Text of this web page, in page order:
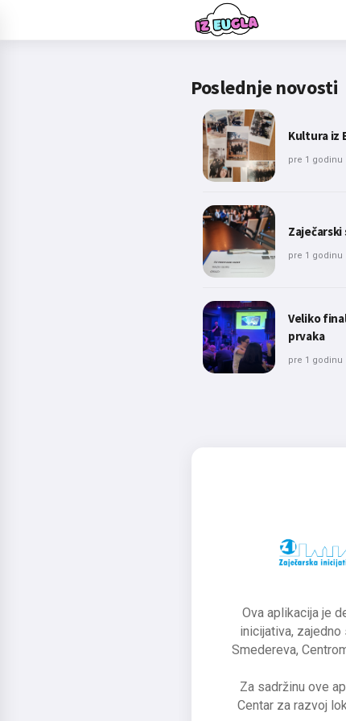
Poslednje novosti
Kultura iz
pre 1 godinu
pre 1 godinu
Veliko
prvaka
pre 1 godinu
Ova aplikacija je
inicijativa,
Smedereva,
Za sadržinu ove
Centar za razvoj